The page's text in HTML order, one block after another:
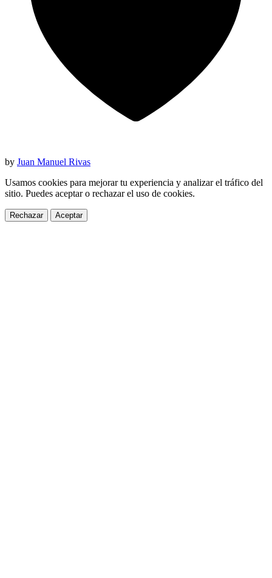
by Juan Manuel Rivas
Usamos cookies para mejorar tu experiencia y analizar el tráfico del
sitio. Puedes aceptar o rechazar el uso de cookies.
Rechazar Aceptar